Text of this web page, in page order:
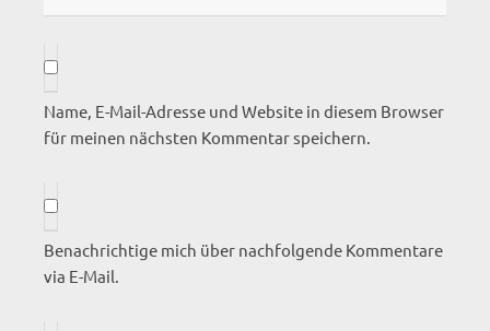
Name, E-Mail-Adresse und Website in diesem Browser
für meinen nächsten Kommentar speichern.
Benachrichtige mich über nachfolgende Kommentare
via E-Mail.